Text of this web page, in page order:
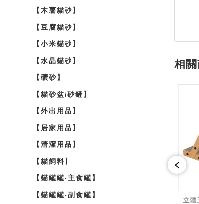
【木薯貓砂】
【豆腐貓砂】
【小米貓砂】
【水晶貓砂】
【礦砂】
【貓砂盆/砂鏟】
【外出用品】
【居家用品】
【清潔用品】
【貓飼料】
【貓罐罐-主食罐】
【貓罐罐-副食罐】
相
組合式木板貓抓屋(大型)
立體